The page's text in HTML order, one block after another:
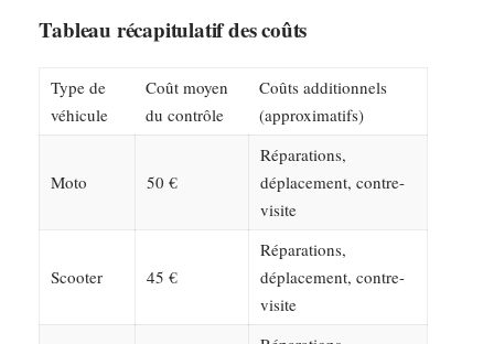
Tableau récapitulatif des coûts
Type de
véhicule
Coût moyen
du contrôle
Coûts additionnels
(approximatifs)
Moto 50 €
Réparations,
déplacement, contre-
visite
Scooter 45 €
Réparations,
déplacement, contre-
visite